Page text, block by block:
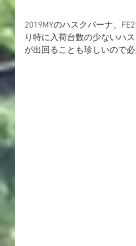
2019MYのハスクバーナ、
り特に入荷台数の少ないハ
が出回ることも珍しいので必